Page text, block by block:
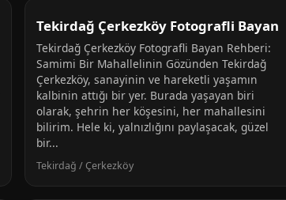
Tekirdağ Çerkezköy Fotografli Bayan
Tekirdağ Çerkezköy Fotografli Bayan Rehberi:
Samimi Bir Mahallelinin Gözünden Tekirdağ
Çerkezköy, sanayinin ve hareketli yaşamın
kalbinin attığı bir yer. Burada yaşayan biri
olarak, şehrin her köşesini, her mahallesini
bilirim. Hele ki, yalnızlığını paylaşacak, güzel
bir...
Tekirdağ / Çerkezköy